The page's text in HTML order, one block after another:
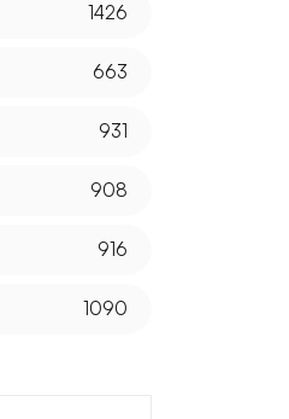
1426
663
931
908
916
1090